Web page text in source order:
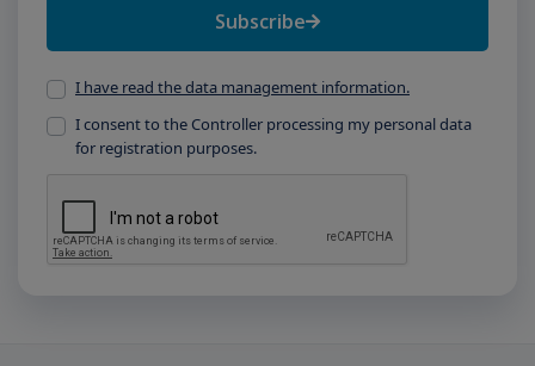
Subscribe
I have read the data management information.
I consent to the Controller processing my personal data
for registration purposes.